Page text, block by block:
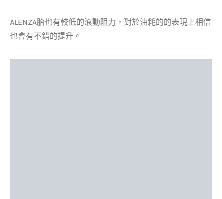
ALENZA胎也有較低的滾動阻力，對於油耗的的表現上相信
也會有不錯的提升。